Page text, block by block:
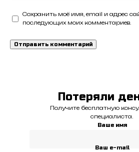
Сохранить моё имя, email и адрес
последующих моих комментариев.
Потеряли
Получите бесплатную
специалиста.
Ваше имя
Ваш e-mail